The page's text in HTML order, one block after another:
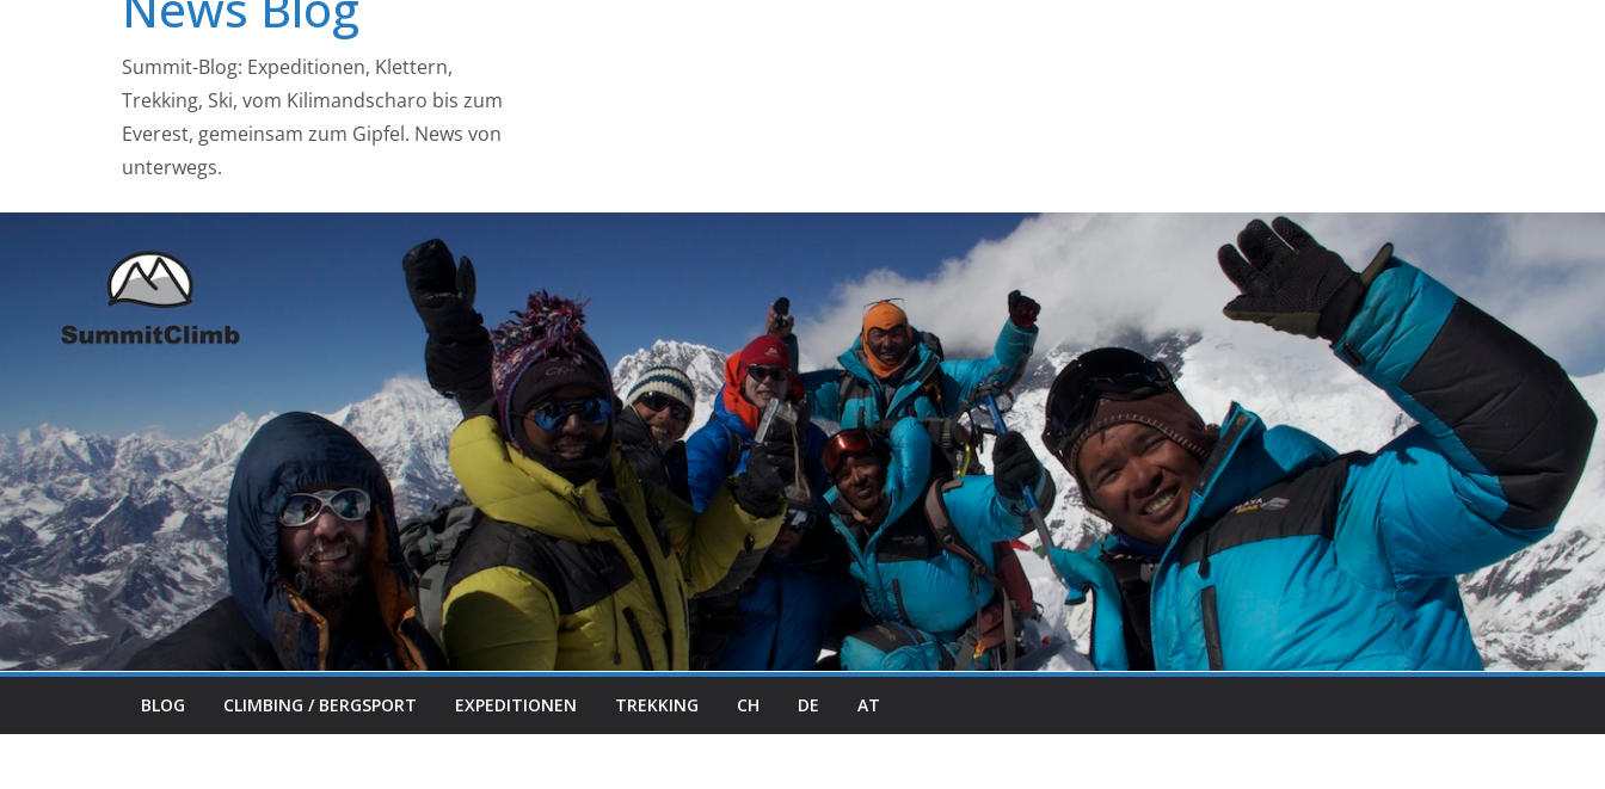
Summit-Blog: Expeditionen, Klettern,
Trekking, Ski, vom Kilimandscharo bis zum
Everest, gemeinsam zum Gipfel. News von
unterwegs.
BLOG CLIMBING / BERGSPORT EXPEDITIONEN TREKKING CH DE AT